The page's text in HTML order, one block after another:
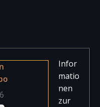
Es werden
Infor
matio
nen
zur